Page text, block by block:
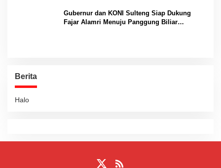
Gubernur dan KONI Sulteng Siap Dukung
Fajar Alamri Menuju Panggung Biliar
Berita
Halo